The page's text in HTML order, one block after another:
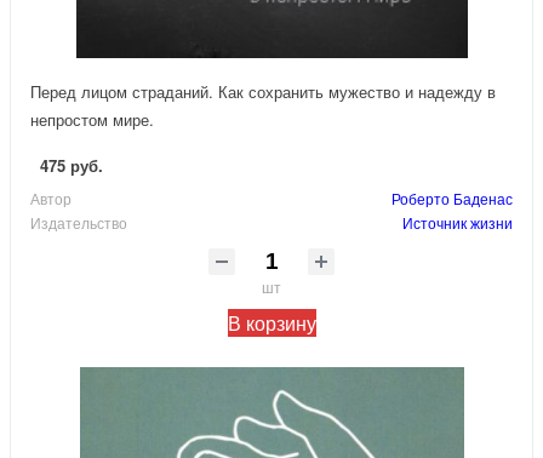
Перед лицом страданий. Как сохранить мужество и надежду в
непростом мире.
475 руб.
Автор
Роберто Баденас
Издательство
Источник жизни
шт
В корзину